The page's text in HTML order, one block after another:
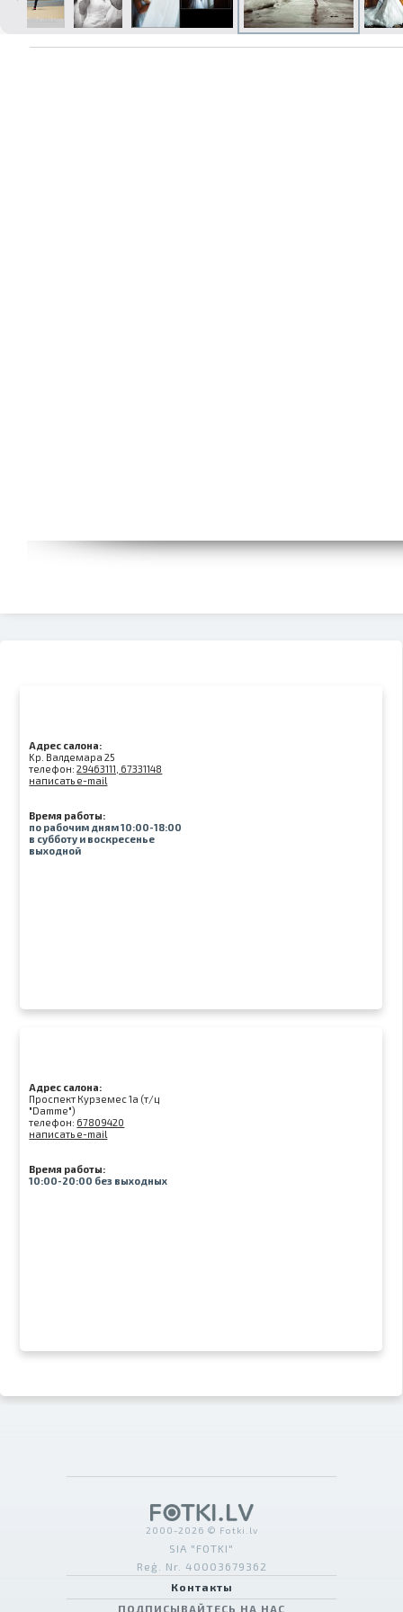
Печать в течение 1 часа в Риге –
Адрес салона:
Kр. Валдемара 25
телефон:29463111, 67331148
написать e-mail
Время работы:
по рабочим дням 10:00-18:00
в субботу и воскресенье
выходной
Адрес салона:
Проспект Курземес 1а (т/ц
"Damme")
телефон: 67809420
написать e-mail
Время работы:
10:00-20:00 без выходных
2000-2026 © Fotki.lv
SIA "FOTKI"
Reģ. Nr. 40003679362
Контакты
ПОДПИСЫВАЙТЕСЬ НА НАС